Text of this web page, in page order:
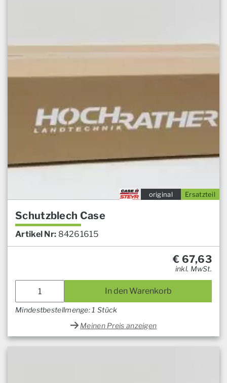
Ersatzteil
original
Schutzblech Case
Artikel Nr: 84261615
€ 67,63
inkl. MwSt.
In den Warenkorb
Mindestbestellmenge: 1 Stück
Meinen Preis anzeigen